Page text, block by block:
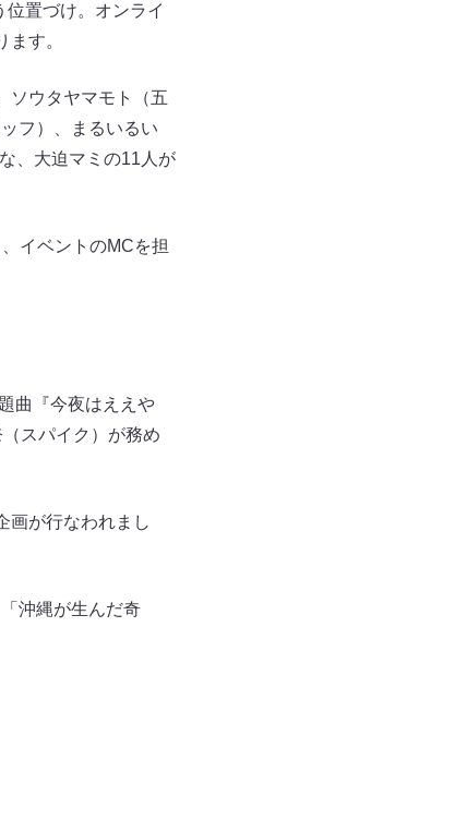
置づけ。オンライ
す。
ソウタヤマモト（五
フ）、まるいるい
、大迫マミの11人が
イベントのMCを担
曲『今夜はええや
スパイク）が務め
画が行なわれまし
沖縄が生んだ奇